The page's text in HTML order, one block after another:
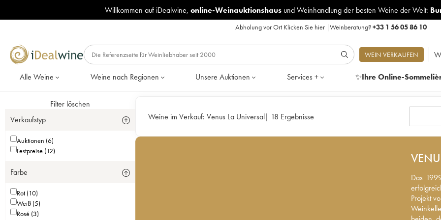
Willkommen auf iDealwine, online-Weinauktionshausund Weinhandlung der besten Weine der Welt:
Abholung vor Ort Klicken Sie hier|Weinberatung?+33 1 56 05 86 10
WEIN VERKAUFEN
Alle Weine Weine nach Regionen Unsere Auktionen Services + ✨Ihre Online-
Filter löschen
Verkaufstyp
Auktionen (6)
Festpreise (12)
Farbe
Rot (10)
Weiß (5)
Rosé (3)
Weine im Verkauf: Venus La Universal| 18 Ergebnisse
Das
Projekt
Das
Projekt